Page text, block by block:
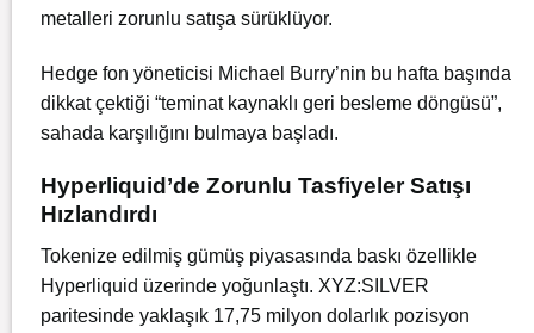
metalleri zorunlu satışa sürüklüyor.
Hedge fon yöneticisi Michael Burry’nin bu hafta başında
dikkat çektiği “teminat kaynaklı geri besleme döngüsü”,
sahada karşılığını bulmaya başladı.
Hyperliquid’de Zorunlu Tasfiyeler Satışı
Hızlandırdı
Tokenize edilmiş gümüş piyasasında baskı özellikle
Hyperliquid üzerinde yoğunlaştı. XYZ:SILVER
paritesinde yaklaşık 17,75 milyon dolarlık pozisyon